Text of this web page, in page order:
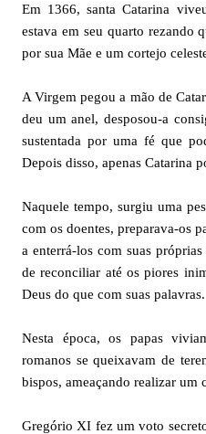
Em 1366, santa Catarina
estava em seu quarto rezando
por sua Mãe e um cortejo
A Virgem pegou a mão de
deu um anel, desposou-a
sustentada por uma fé que
Depois disso, apenas Catarina
Naquele tempo, surgiu uma
com os doentes, preparava-os
a enterrá-los com suas
de reconciliar até os piores
Deus do que com suas palavras.
Nesta época, os papas
romanos se queixavam de
bispos, ameaçando realizar um
Gregório XI fez um voto